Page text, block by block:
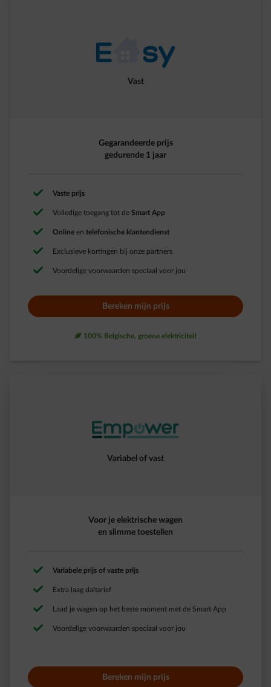
Vast
Gegarandeerde prijs
gedurende 1 jaar
Vaste prijs
Volledige toegang tot de Smart App​
Online en telefonische klantendienst
Exclusieve kortingen bij onze partners
Voordelige voorwaarden speciaal voor jou
Bereken mijn prijs
leaf 100% Belgische, groene elektriciteit
Variabel of vast
Voor je elektrische wagen
en slimme toestellen
Variabele prijs of vaste prijs
Extra laag daltarief​
Laad je wagen op het beste moment met de Smart App​
Voordelige voorwaarden speciaal voor jou
Bereken mijn prijs